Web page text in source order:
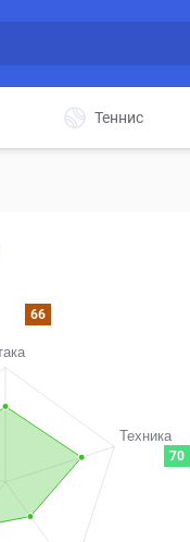
Теннис
66
70